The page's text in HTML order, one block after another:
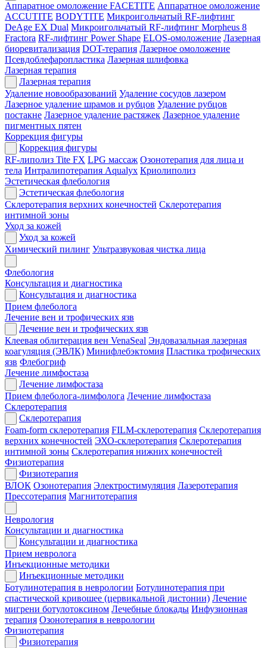
Аппаратное омоложение FACETITE Аппаратное омоложение
ACCUTITE BODYTITE Микроигольчатый RF-лифтинг
DeAge EX Dual Микроигольчатый RF-лифтинг Morpheus 8
Fractora RF-лифтинг Power Shape ELOS-омоложение Лазерная
биоревитализация DOT-терапия Лазерное омоложение
Псевдоблефаропластика Лазерная шлифовка
Лазерная терапия
Лазерная терапия
Удаление новообразований Удаление сосудов лазером
Лазерное удаление шрамов и рубцов Удаление рубцов
постакне Лазерное удаление растяжек Лазерное удаление
пигментных пятен
Коррекция фигуры
Коррекция фигуры
RF-липолиз Tite FX LPG массаж Озонотерапия для лица и
тела Интралипотерапия Aqualyx Криолиполиз
Эстетическая флебология
Эстетическая флебология
Склеротерапия верхних конечностей Склеротерапия
интимной зоны
Уход за кожей
Уход за кожей
Химический пилинг Ультразвуковая чистка лица
Флебология
Консультация и диагностика
Консультация и диагностика
Прием флеболога
Лечение вен и трофических язв
Лечение вен и трофических язв
Клеевая облитерация вен VenaSeal Эндовазальная лазерная
коагуляция (ЭВЛК) Минифлебэктомия Пластика трофических
язв Флебогриф
Лечение лимфостаза
Лечение лимфостаза
Прием флеболога-лимфолога Лечение лимфостаза
Склеротерапия
Склеротерапия
Foam-form склеротерапия FILM-склеротерапия Склеротерапия
верхних конечностей ЭХО-склеротерапия Склеротерапия
интимной зоны Склеротерапия нижних конечностей
Физиотерапия
Физиотерапия
ВЛОК Озонотерапия Электростимуляция Лазеротерапия
Прессотерапия Магнитотерапия
Неврология
Консультации и диагностика
Консультации и диагностика
Прием невролога
Инъекционные методики
Инъекционные методики
Ботулинотерапия в неврологии Ботулинотерапия при
спастической кривошее (цервикальной дистонии) Лечение
мигрени ботулотоксином Лечебные блокады Инфузионная
терапия Озонотерапия в неврологии
Физиотерапия
Физиотерапия